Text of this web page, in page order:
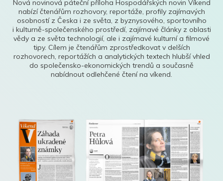
Nová novinová páteční příloha Hospodářských novin Víkend
nabízí čtenářům rozhovory, reportáže, profily zajímavých
osobností z Česka i ze světa, z byznysového, sportovního
i kulturně-společenského prostředí, zajímavé články z oblasti
vědy a ze světa technologií, ale i zajímavé kulturní a filmové
tipy. Cílem je čtenářům zprostředkovat v delších
rozhovorech, reportážích a analytických textech hlubší vhled
do společensko-ekonomických trendů a současně
nabídnout odlehčené čtení na víkend.